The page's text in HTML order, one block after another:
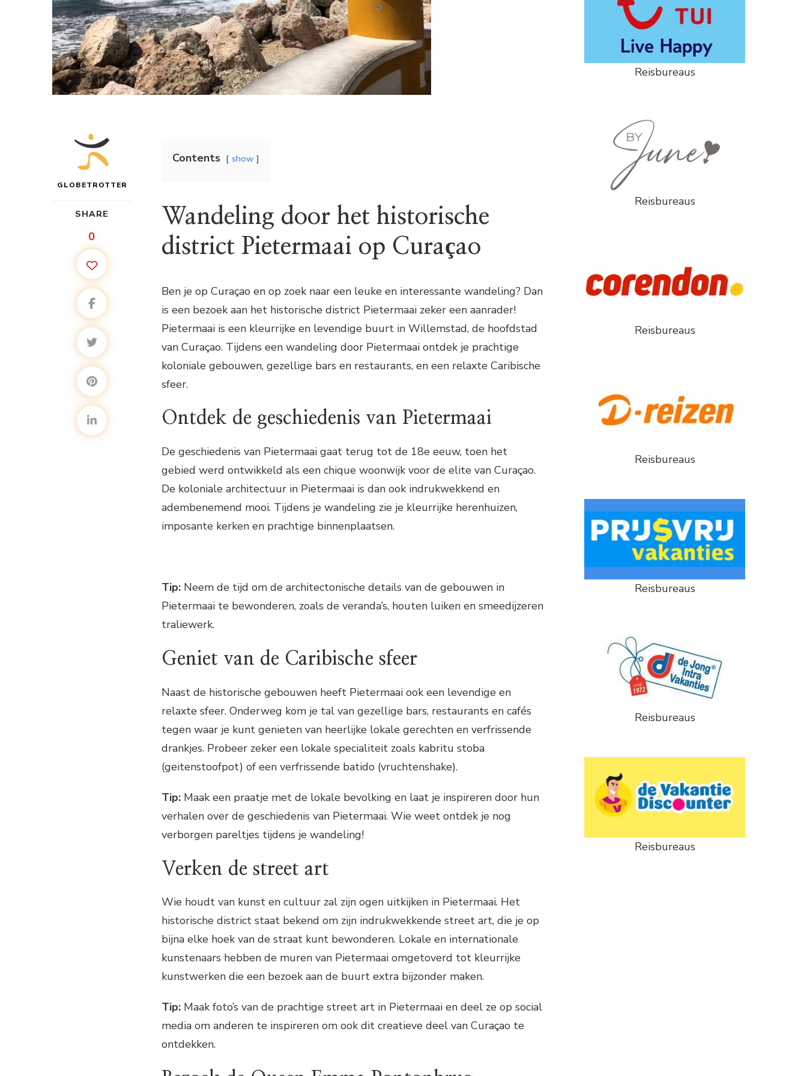
GLOBETROTTER
SHARE
0
Contents show
Wandeling door het historische
district Pietermaai op Curaçao
Ben je op Curaçao en op zoek naar een leuke en interessante wandeling? Dan
is een bezoek aan het historische district Pietermaai zeker een aanrader!
Pietermaai is een kleurrijke en levendige buurt in Willemstad, de hoofdstad
van Curaçao. Tijdens een wandeling door Pietermaai ontdek je prachtige
koloniale gebouwen, gezellige bars en restaurants, en een relaxte Caribische
sfeer.
Ontdek de geschiedenis van Pietermaai
De geschiedenis van Pietermaai gaat terug tot de 18e eeuw, toen het
gebied werd ontwikkeld als een chique woonwijk voor de elite van Curaçao.
De koloniale architectuur in Pietermaai is dan ook indrukwekkend en
adembenemend mooi. Tijdens je wandeling zie je kleurrijke herenhuizen,
imposante kerken en prachtige binnenplaatsen.
Tip: Neem de tijd om de architectonische details van de gebouwen in
Pietermaai te bewonderen, zoals de veranda’s, houten luiken en smeedijzeren
traliewerk.
Geniet van de Caribische sfeer
Naast de historische gebouwen heeft Pietermaai ook een levendige en
relaxte sfeer. Onderweg kom je tal van gezellige bars, restaurants en cafés
tegen waar je kunt genieten van heerlijke lokale gerechten en verfrissende
drankjes. Probeer zeker een lokale specialiteit zoals kabritu stoba
(geitenstoofpot) of een verfrissende batido (vruchtenshake).
Tip: Maak een praatje met de lokale bevolking en laat je inspireren door hun
verhalen over de geschiedenis van Pietermaai. Wie weet ontdek je nog
verborgen pareltjes tijdens je wandeling!
Verken de street art
Wie houdt van kunst en cultuur zal zijn ogen uitkijken in Pietermaai. Het
historische district staat bekend om zijn indrukwekkende street art, die je op
bijna elke hoek van de straat kunt bewonderen. Lokale en internationale
kunstenaars hebben de muren van Pietermaai omgetoverd tot kleurrijke
kunstwerken die een bezoek aan de buurt extra bijzonder maken.
Tip: Maak foto’s van de prachtige street art in Pietermaai en deel ze op social
media om anderen te inspireren om ook dit creatieve deel van Curaçao te
ontdekken.
Reisbureaus
Reisbureaus
Reisbureaus
Reisbureaus
Reisbureaus
Reisbureaus
Reisbureaus